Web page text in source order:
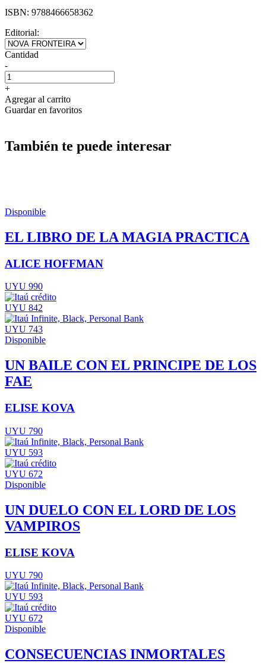
ISBN: 9788466658362
Editorial:
Cantidad
-
+
Agregar al carrito
Guardar en favoritos
También te puede interesar
Disponible
EL LIBRO DE LA MAGIA PRACTICA
ALICE HOFFMAN
UYU 990
UYU 842
UYU 743
Disponible
UN BAILE CON EL PRINCIPE DE LOS
FAE
ELISE KOVA
UYU 790
UYU 593
UYU 672
Disponible
UN DUELO CON EL LORD DE LOS
VAMPIROS
ELISE KOVA
UYU 790
UYU 593
UYU 672
Disponible
CONSECUENCIAS INMORTALES